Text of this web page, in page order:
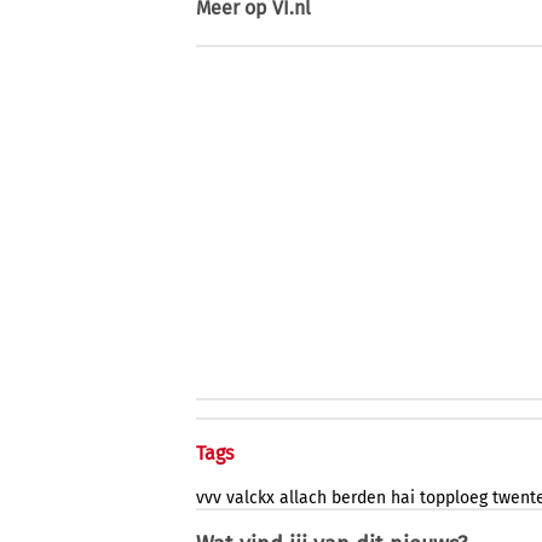
Meer op VI.nl
Tags
vvv valckx allach berden hai topploeg